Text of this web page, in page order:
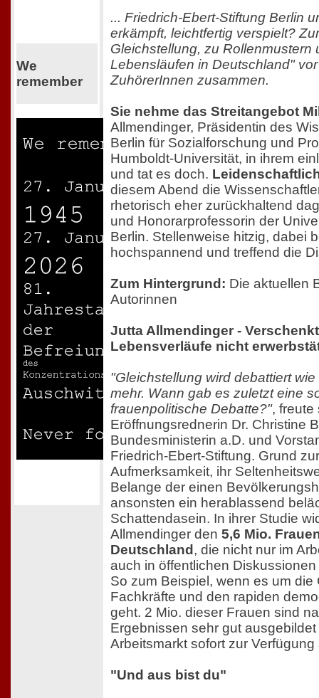
We
remember
... Friedrich-Ebert-Stiftung Berlin
erkämpft, leichtfertig verspielt?
Gleichstellung, zu Rollenmustern
Lebensläufen in Deutschland"
ZuhörerInnen zusammen.
Sie nehme das Streitangebot
Allmendinger, Präsidentin des
Berlin für Sozialforschung und
Humboldt-Universität, in ihrem
und tat es doch.
diesem Abend die
rhetorisch eher zurückhaltend
und Honorarprofessorin der
Berlin. Stellenweise hitzig, dabei
hochspannend und treffend die
Zum Hintergrund: Die aktuellen
Autorinnen
Jutta Allmendinger -
Lebensverläufe nicht
"Gleichstellung wird debattiert
mehr. Wann gab es zuletzt eine
frauenpolitische Debatte?", freute
Eröffnungsrednerin Dr. Christine
Bundesministerin a.D. und
Friedrich-Ebert-Stiftung. Grund
Aufmerksamkeit, ihr
Belange der einen
ansonsten ein herablassend
Schattendasein. In ihrer Studie
Allmendinger den 5,6 Mio.
Deutschland , die nicht nur im
auch in öffentlichen
So zum Beispiel, wenn es um
Fachkräfte und den rapiden
geht. 2 Mio. dieser Frauen sind
Ergebnissen sehr gut
Arbeitsmarkt sofort zur Verfügung
"Und aus bist du"